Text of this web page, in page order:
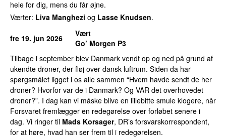
hele for dig, mens du får øjne.
Værter: Liva Manghezi og Lasse Knudsen.
fre 19. jun 2026
Vært
Go’ Morgen P3
Tilbage i september blev Danmark vendt op og ned på grund af
ukendte droner, der fløj over dansk luftrum. Siden da har
spørgsmålet ligget i os alle sammen “Hvem havde sendt de her
droner? Hvorfor var de i Danmark? Og VAR det overhovedet
droner?”. I dag kan vi måske blive en lillebitte smule klogere, når
Forsvaret fremlægger en redegørelse over forløbet senere i
dag. Vi ringer til Mads Korsager, DR’s forsvarskorrespondent,
for at høre, hvad han ser frem til i redegørelsen.